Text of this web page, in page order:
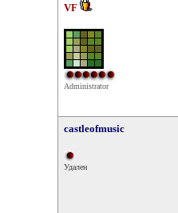
VF
Administrator
castleofmusic
Удален